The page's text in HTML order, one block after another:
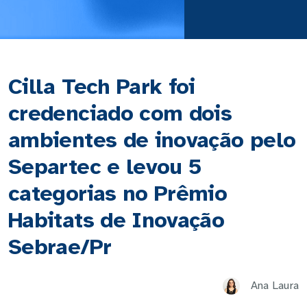
Cilla Tech Park foi
credenciado com dois
ambientes de inovação pelo
Separtec e levou 5
categorias no Prêmio
Habitats de Inovação
Sebrae/Pr
Ana Laura